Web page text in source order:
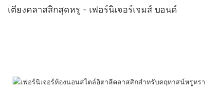
เตียงคลาสสิกสุดหรู - เฟอร์นิเจอร์เจมส์ บอนด์